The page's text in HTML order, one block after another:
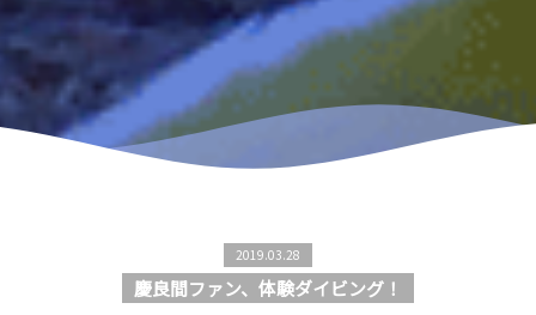
2019.03.28
慶良間ファン、体験ダイビング！